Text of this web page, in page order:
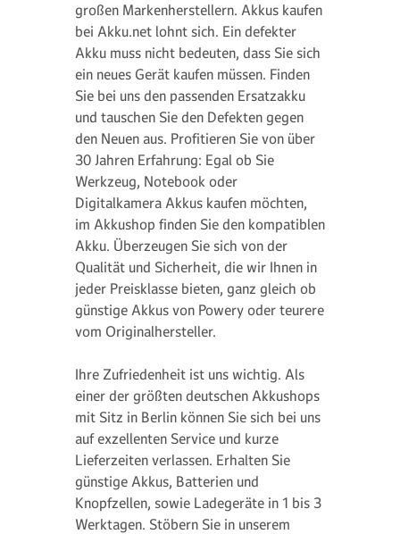
großen Markenherstellern. Akkus kaufen
bei Akku.net lohnt sich. Ein defekter
Akku muss nicht bedeuten, dass Sie sich
ein neues Gerät kaufen müssen. Finden
Sie bei uns den passenden Ersatzakku
und tauschen Sie den Defekten gegen
den Neuen aus. Profitieren Sie von über
30 Jahren Erfahrung: Egal ob Sie
Werkzeug, Notebook oder
Digitalkamera Akkus kaufen möchten,
im Akkushop finden Sie den kompatiblen
Akku. Überzeugen Sie sich von der
Qualität und Sicherheit, die wir Ihnen in
jeder Preisklasse bieten, ganz gleich ob
günstige Akkus von Powery oder teurere
vom Originalhersteller.
Ihre Zufriedenheit ist uns wichtig. Als
einer der größten deutschen Akkushops
mit Sitz in Berlin können Sie sich bei uns
auf exzellenten Service und kurze
Lieferzeiten verlassen. Erhalten Sie
günstige Akkus, Batterien und
Knopfzellen, sowie Ladegeräte in 1 bis 3
Werktagen. Stöbern Sie in unserem